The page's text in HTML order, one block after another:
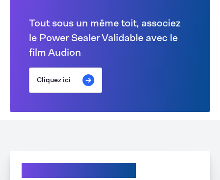
Tout sous un même toit, associez
le Power Sealer Validable avec le
film Audion
Cliquez ici